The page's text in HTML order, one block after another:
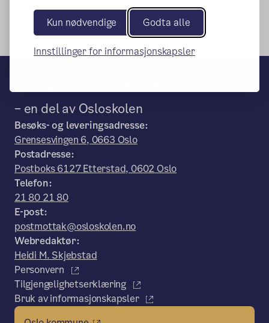
Kun nødvendige Godta alle
Innstillinger for informasjonskapsler
Jobb i Osloskolen
– en del av Osloskolen
Besøks- og leveringsadresse:
Grensesvingen 6, 0663 Oslo
Postadresse:
Postboks 6127 Etterstad, 0602 Oslo
Telefon:
21 80 21 80
E-post:
postmottak@osloskolen.no
Webredaktør:
Heidi M. Skjebstad
Personvern
Tilgjengelighetserklæring
Bruk av informasjonskapsler